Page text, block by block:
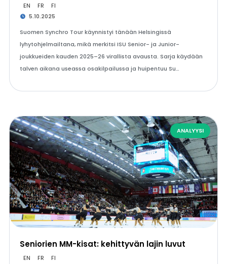
EN FR FI
5.10.2025
Suomen Synchro Tour käynnistyi tänään Helsingissä
lyhytohjelmailtana, mikä merkitsi ISU Senior- ja Junior-
joukkueiden kauden 2025–26 virallista avausta. Sarja käydään
talven aikana useassa osakilpailussa ja huipentuu Su…
ANALYYSI
Seniorien MM-kisat: kehittyvän lajin luvut
EN FR FI